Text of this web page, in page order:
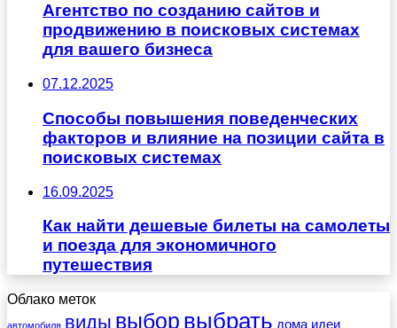
Агентство по созданию сайтов и
продвижению в поисковых системах
для вашего бизнеса
07.12.2025
Способы повышения поведенческих
факторов и влияние на позиции сайта в
поисковых системах
16.09.2025
Как найти дешевые билеты на самолеты
и поезда для экономичного
путешествия
Облако меток
автомобиля виды выбор выбрать дома идеи